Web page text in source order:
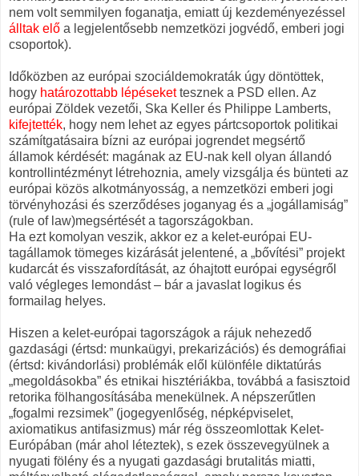
nem volt semmilyen foganatja, emiatt új kezdeményezéssel
álltak elő a legjelentősebb nemzetközi jogvédő, emberi jogi
csoportok).
Időközben az európai szociáldemokraták úgy döntöttek,
hogy határozottabb lépéseket tesznek a PSD ellen. Az
európai Zöldek vezetői, Ska Keller és Philippe Lamberts,
kifejtették, hogy nem lehet az egyes pártcsoportok politikai
számítgatásaira bízni az európai jogrendet megsértő
államok kérdését: magának az EU-nak kell olyan állandó
kontrollintézményt létrehoznia, amely vizsgálja és bünteti az
európai közös alkotmányosság, a nemzetközi emberi jogi
törvényhozási és szerződéses joganyag és a „jogállamiság”
(rule of law)megsértését a tagországokban.
Ha ezt komolyan veszik, akkor ez a kelet-európai EU-
tagállamok tömeges kizárását jelentené, a „bővítési” projekt
kudarcát és visszafordítását, az óhajtott európai egységről
való végleges lemondást – bár a javaslat logikus és
formailag helyes.
Hiszen a kelet-európai tagországok a rájuk nehezedő
gazdasági (értsd: munkaügyi, prekarizációs) és demográfiai
(értsd: kivándorlási) problémák elől különféle diktatúrás
„megoldásokba” és etnikai hisztériákba, továbbá a fasisztoid
retorika fölhangosításába menekülnek. A népszerűtlen
„fogalmi rezsimek” (jogegyenlőség, népképviselet,
axiomatikus antifasizmus) már rég összeomlottak Kelet-
Európában (már ahol léteztek), s ezek összevegyülnek a
nyugati fölény és a nyugati gazdasági brutalitás miatti,